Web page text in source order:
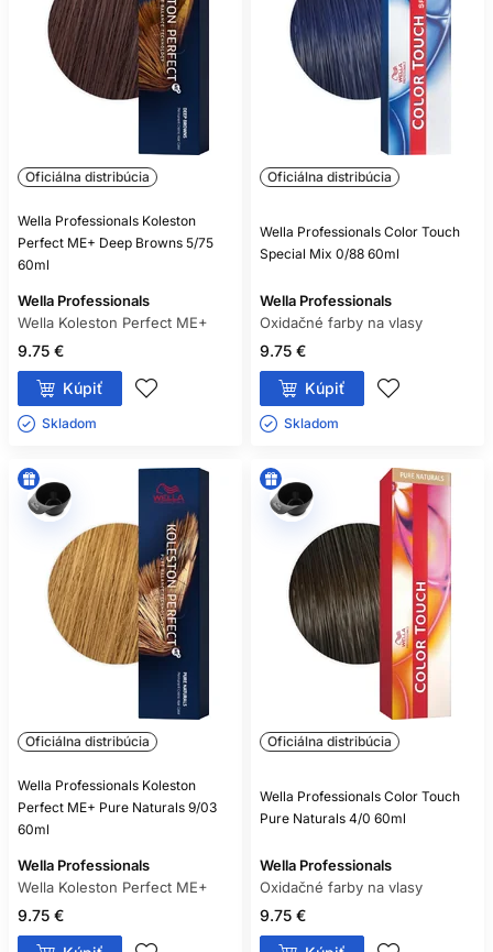
POTREBUJE KAŽDÁ OXIDAČNÁ
FARBA VYVÍJAČ?
Takmer všetky áno, ale vždy sa riaďte označením
konkrétneho produktu.
MÔŽEM ZMIEŠAŤ FARBU A
OXIDANT RÔZNYCH ZNAČIEK?
Iba ak to výrobca výslovne povoľuje; bezpečnou voľbou je
kompatibilný systém jednej rady.
ZOSVETLÍ SVETLÁ FARBA TMAVÉ
FARBENÉ VLASY?
Spravidla nie spoľahlivo, pretože oxidačná farba bežne
nezosvetľuje už vytvorený umelý pigment.
JE BEZAMONIAKOVÁ FARBA
Nie. Aj bezamoniaková oxidačná farba môže obsahovať
alergizujúce farbiace látky.
Oficiálna distribúcia
Wella Professionals Koleston
Perfect ME+ Deep Browns 5/75
60ml
Wella Professionals
Wella Koleston Perfect ME+
9.75 €
Kúpiť
Skladom ㅤ
Oficiálna distribúcia
Wella Professionals Color Touch
Special Mix 0/88 60ml
Wella Professionals
Oxidačné farby na vlasy
9.75 €
Kúpiť
Skladom ㅤ
Oficiálna distribúcia
Wella Professionals Koleston
Perfect ME+ Pure Naturals 9/03
60ml
Wella Professionals
Wella Koleston Perfect ME+
9.75 €
Oficiálna distribúcia
Wella Professionals Color Touch
Pure Naturals 4/0 60ml
Wella Professionals
Oxidačné farby na vlasy
9.75 €